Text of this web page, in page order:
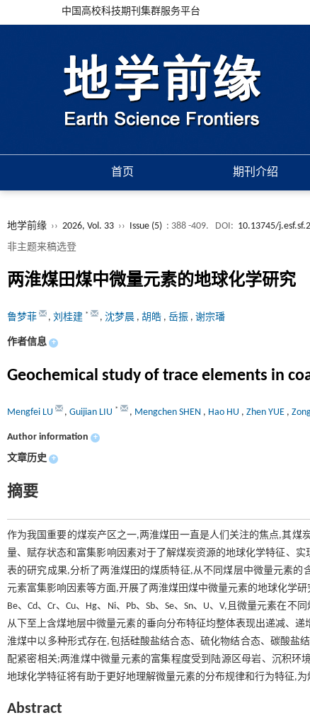
中国高校科技期刊集群服务平台
首页 期刊介绍
地学前缘 ›› 2026, Vol. 33 ›› Issue (5) : 388 -409. DOI: 10.13745/
非主题来稿选登
两淮煤田煤中微量元素的地球化学研究
鲁梦菲 , 刘桂建 * , 沈梦晨 , 胡皓 , 岳振 , 谢宗璠
作者信息 +
Geochemical study of trace elements in
Mengfei LU , Guijian LIU * , Mengchen SHEN , Hao HU , Zhen YUE ,
Author information +
文章历史 +
摘要
作为我国重要的煤炭产区之一,两淮煤田一直是人们关注的焦点,其
量、赋存状态和富集影响因素对于了解煤炭资源的地球化学特征、
表的研究成果,分析了两淮煤田的煤质特征,从不同煤层中微量元素
元素富集影响因素等方面,开展了两淮煤田煤中微量元素的地球化学研
Be、Cd、Cr、Cu、Hg、Ni、Pb、Sb、Se、Sn、U、V,且微量元素在
从下至上含煤地层中微量元素的垂向分布特征均整体表现出递减、
淮煤中以多种形式存在,包括硅酸盐结合态、硫化物结合态、碳酸盐
配紧密相关;两淮煤中微量元素的富集程度受到陆源区母岩、沉积
地球化学特征将有助于更好地理解微量元素的分布规律和行为特征,
Abstract